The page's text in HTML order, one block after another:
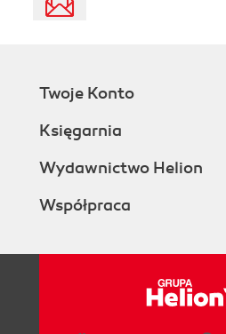
Twoje Konto
Księgarnia
Wydawnictwo Helion
Współpraca